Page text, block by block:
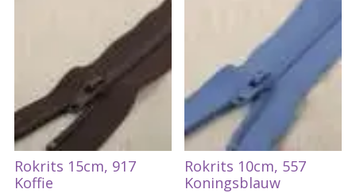
Rokrits 15cm, 917
Koffie
Rokrits 10cm, 557
Koningsblauw